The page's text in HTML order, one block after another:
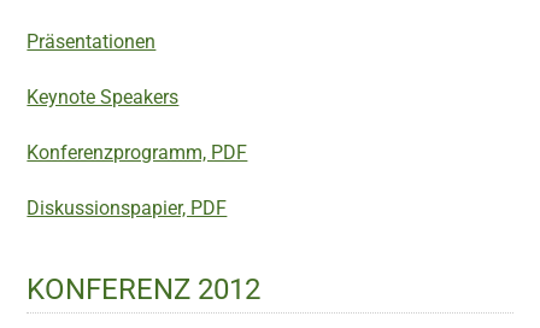
Präsentationen
Keynote Speakers
Konferenzprogramm, PDF
Diskussionspapier, PDF
KONFERENZ 2012